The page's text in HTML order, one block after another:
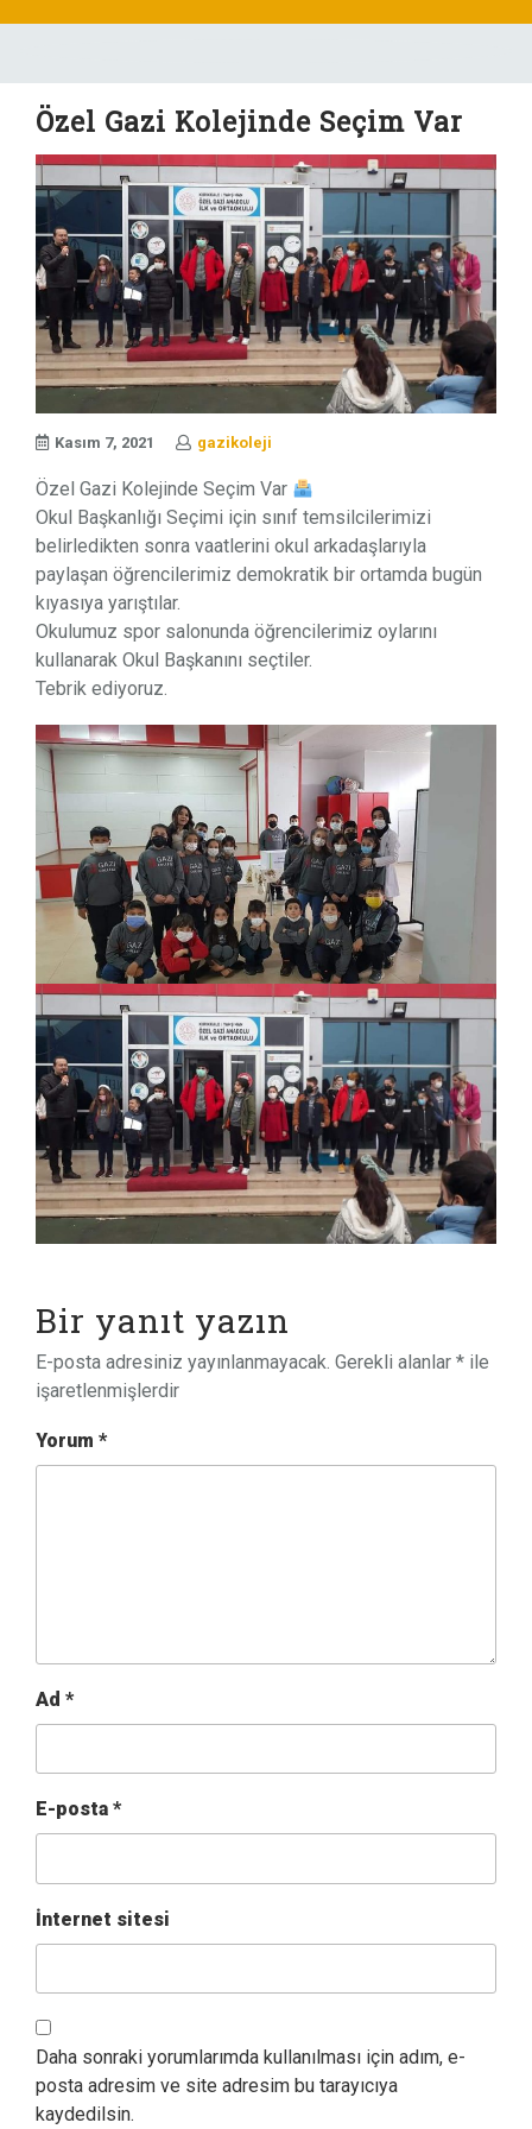
Özel Gazi Kolejinde Seçim Var
Kasım 7, 2021 gazikoleji
Özel Gazi Kolejinde Seçim Var
Okul Başkanlığı Seçimi için sınıf temsilcilerimizi
belirledikten sonra vaatlerini okul arkadaşlarıyla
paylaşan öğrencilerimiz demokratik bir ortamda bugün
kıyasıya yarıştılar.
Okulumuz spor salonunda öğrencilerimiz oylarını
kullanarak Okul Başkanını seçtiler.
Tebrik ediyoruz.
Bir yanıt yazın
E-posta adresiniz yayınlanmayacak. Gerekli alanlar * ile
işaretlenmişlerdir
Yorum *
Ad *
E-posta *
İnternet sitesi
Daha sonraki yorumlarımda kullanılması için adım, e-
posta adresim ve site adresim bu tarayıcıya
kaydedilsin.